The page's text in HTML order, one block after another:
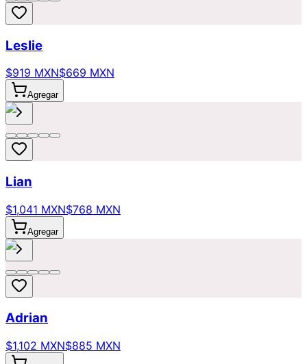
Leslie
$919 MXN$669 MXN
Agregar
Lian
$1,041 MXN$768 MXN
Agregar
Adrian
$1,102 MXN$885 MXN